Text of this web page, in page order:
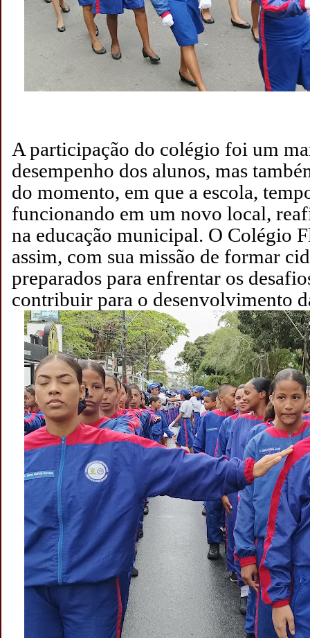
A participação do colégio foi um
desempenho dos alunos, mas
do momento, em que a escola,
funcionando em um novo local,
na educação municipal. O Colégio
assim, com sua missão de formar
preparados para enfrentar os
contribuir para o desenvolvimento